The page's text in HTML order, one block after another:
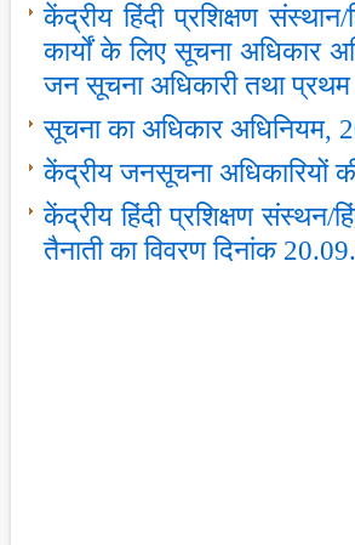
केंद्रीय हिंदी प्रशिक्षण
कार्यों के लिए सूचना अधिकार
जन सूचना अधिकारी तथा प्रथम
सूचना का अधिकार अधिनियम,
केंद्रीय जनसूचना अधिकारियों
केंद्रीय हिंदी प्रशिक्षण संस्‍थन/
तैनाती का विवरण दिनांक